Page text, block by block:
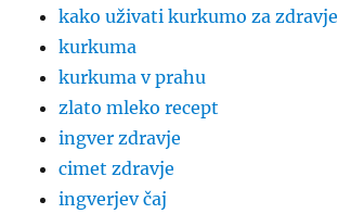
kako uživati kurkumo za zdravje
kurkuma
kurkuma v prahu
zlato mleko recept
ingver zdravje
cimet zdravje
ingverjev čaj